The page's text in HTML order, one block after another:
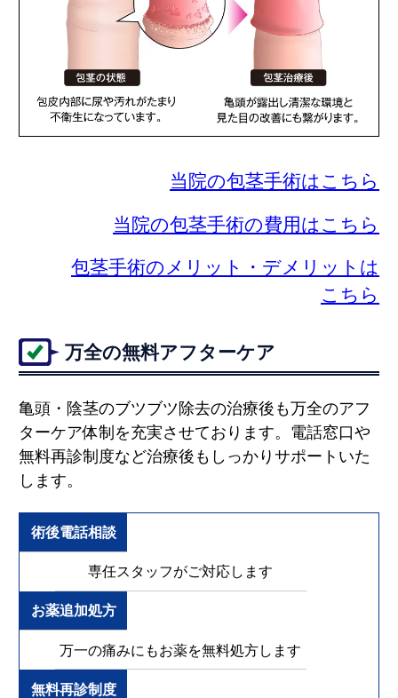
当院の包茎手術はこちら
当院の包茎手術の費用はこちら
包茎手術のメリット・デメリットは
こちら
万全の無料アフターケア
亀頭・陰茎のブツブツ除去の治療後も万全のアフ
ターケア体制を充実させております。電話窓口や
無料再診制度など治療後もしっかりサポートいた
します。
術後電話相談
専任スタッフがご対応します
お薬追加処方
万一の痛みにもお薬を無料処方します
無料再診制度